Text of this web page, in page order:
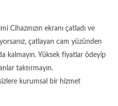
Cihazınızın ekranı çatladı ve
çatlayan cam yüzünden
kalmayın. Yüksek fiyatlar ödeyip
taktırmayın.
kurumsal bir hizmet